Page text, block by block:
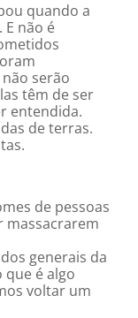
quando a
E não é
serão
têm de ser
entendida.
de terras.
de pessoas
massacrarem
generais da
é algo
voltar um